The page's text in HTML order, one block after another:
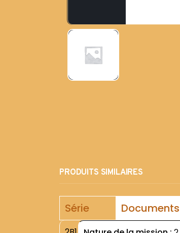
PRODUITS SIMILAIRES
Série Documents